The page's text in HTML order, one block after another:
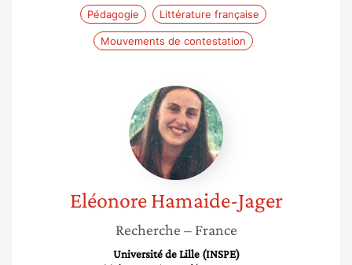
Pédagogie Littérature française
Mouvements de contestation
Eléonore
Hamaide-
Jager
Eléonore Hamaide-Jager
Recherche – France
Université de Lille (INSPE)